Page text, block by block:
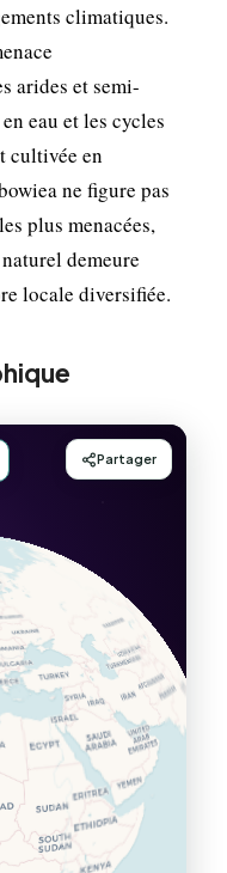
climatiques.
arides et semi-
eau et les cycles
cultivée en
ne figure pas
plus menacées,
demeure
locale diversifiée.